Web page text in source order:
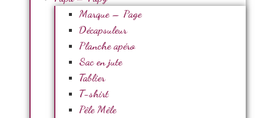
Marque – Page
Décapsuleur
Planche apéro
Sac en jute
Tablier
T-shirt
Pêle Mêle